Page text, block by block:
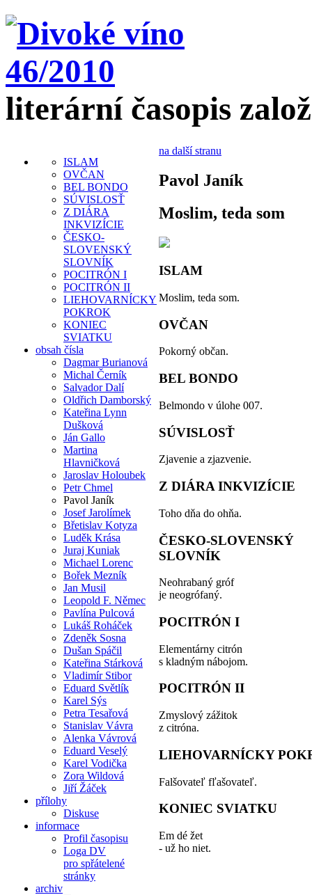
literární časopis
ISLAM
OVČAN
BEL BONDO
SÚVISLOSŤ
Z DIÁRA
INKVIZÍCIE
ČESKO-
SLOVENSKÝ
SLOVNÍK
POCITRÓN I
POCITRÓN II
LIEHOVARNÍCKY
POKROK
KONIEC
SVIATKU
obsah čísla
Dagmar Burianová
Michal Černík
Salvador Dalí
Oldřich Damborský
Kateřina Lynn
Dušková
Ján Gallo
Martina
Hlavničková
Jaroslav Holoubek
Petr Chmel
Pavol Janík
Josef Jarolímek
Břetislav Kotyza
Luděk Krása
Juraj Kuniak
Michael Lorenc
Bořek Mezník
Jan Musil
Leopold F. Němec
Pavlína Pulcová
Lukáš Roháček
Zdeněk Sosna
Dušan Spáčil
Kateřina Stárková
Vladimír Stibor
Eduard Světlík
Karel Sýs
Petra Tesařová
Stanislav Vávra
Alenka Vávrová
Eduard Veselý
Karel Vodička
Zora Wildová
Jiří Žáček
přílohy
Diskuse
informace
Profil časopisu
Loga DV
pro spřátelené
stránky
archiv
na další stranu
Pavol Janík
Moslim, teda som
ISLAM
Moslim, teda som.
OVČAN
Pokorný občan.
BEL BONDO
Belmondo v úlohe 007.
SÚVISLOSŤ
Zjavenie a zjazvenie.
Z DIÁRA INKVIZÍCIE
Toho dňa do ohňa.
ČESKO-SLOVENSKÝ
SLOVNÍK
Neohrabaný gróf
je neogrófaný.
POCITRÓN I
Elementárny citrón
s kladným nábojom.
POCITRÓN II
Zmyslový zážitok
z citróna.
LIEHOVARNÍCKY
Falšovateľ fľašovateľ.
KONIEC SVIATKU
Em dé žet
- už ho niet.